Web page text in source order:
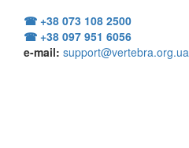
☎ +38 073 108 2500
☎ +38 097 951 6056
e-mail: support@vertebra.org.ua